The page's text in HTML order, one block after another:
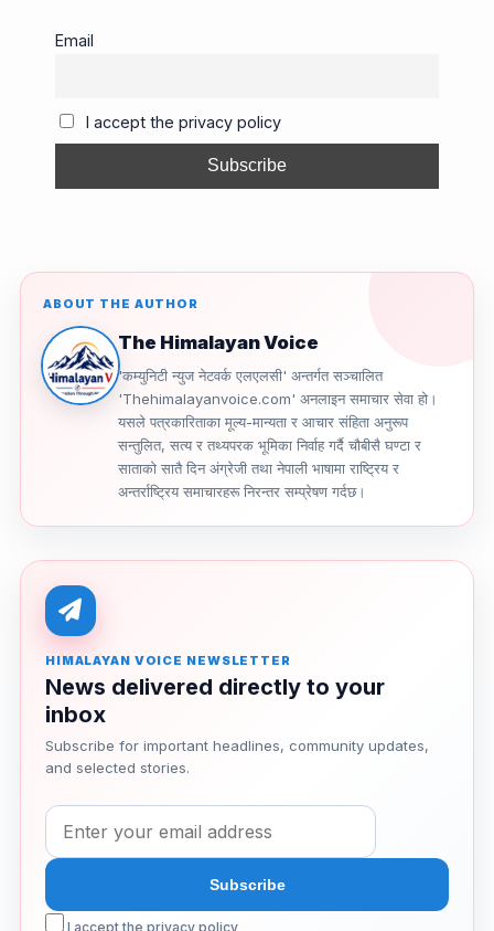
e
o
o
k
s
m n
k
Email
I accept the privacy policy
ABOUT THE AUTHOR
The Himalayan Voice
'कम्युनिटी न्युज नेटवर्क एलएलसी' अन्तर्गत सञ्चालित
'Thehimalayanvoice.com' अनलाइन समाचार सेवा हो।
यसले पत्रकारिताका मूल्य-मान्यता र आचार संहिता अनुरूप
सन्तुलित, सत्य र तथ्यपरक भूमिका निर्वाह गर्दै चौबीसै घण्टा र
साताको सातै दिन अंग्रेजी तथा नेपाली भाषामा राष्ट्रिय र
अन्तर्राष्ट्रिय समाचारहरू निरन्तर सम्प्रेषण गर्दछ।
HIMALAYAN VOICE NEWSLETTER
News delivered directly to your
inbox
Subscribe for important headlines, community updates,
and selected stories.
I accept the privacy policy